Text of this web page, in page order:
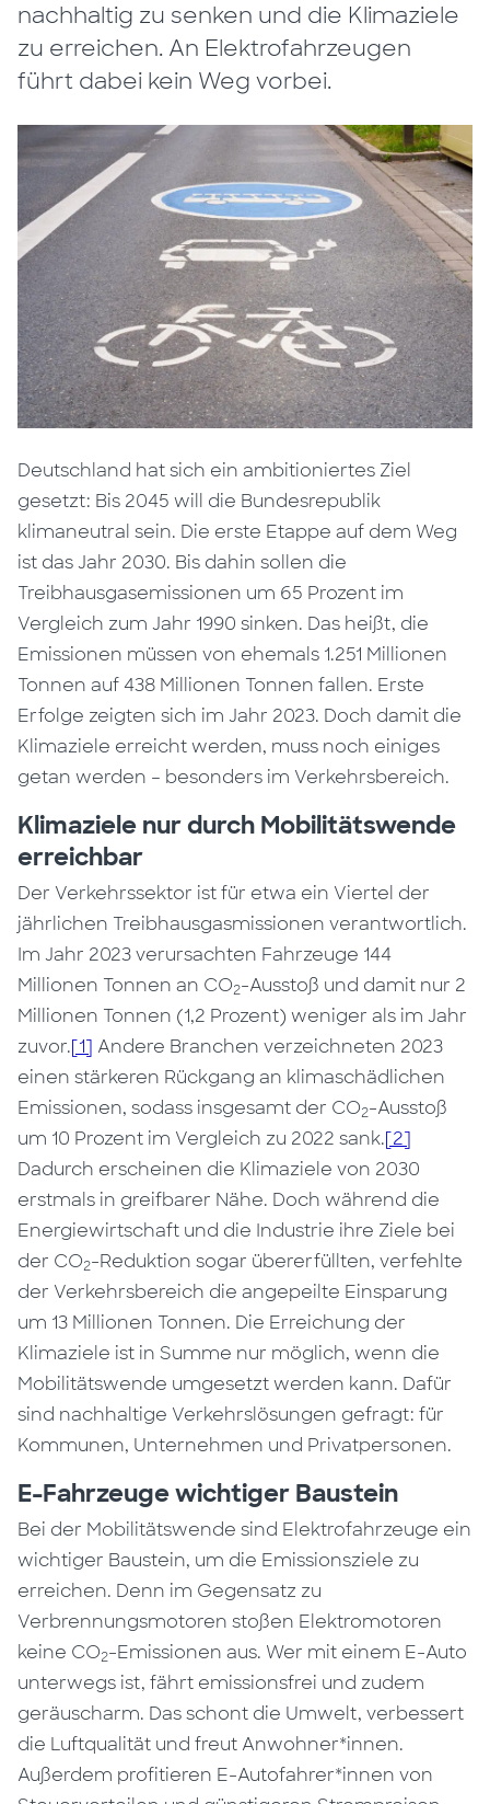
nachhaltig zu senken und die Klimaziele
zu erreichen. An Elektrofahrzeugen
führt dabei kein Weg vorbei.
Deutschland hat sich ein ambitioniertes Ziel
gesetzt: Bis 2045 will die Bundesrepublik
klimaneutral sein. Die erste Etappe auf dem Weg
ist das Jahr 2030. Bis dahin sollen die
Treibhausgasemissionen um 65 Prozent im
Vergleich zum Jahr 1990 sinken. Das heißt, die
Emissionen müssen von ehemals 1.251 Millionen
Tonnen auf 438 Millionen Tonnen fallen. Erste
Erfolge zeigten sich im Jahr 2023. Doch damit die
Klimaziele erreicht werden, muss noch einiges
getan werden – besonders im Verkehrsbereich.
Klimaziele nur durch Mobilitätswende
erreichbar
Der Verkehrssektor ist für etwa ein Viertel der
jährlichen Treibhausgasmissionen verantwortlich.
Im Jahr 2023 verursachten Fahrzeuge 144
Millionen Tonnen an CO2-Ausstoß und damit nur 2
Millionen Tonnen (1,2 Prozent) weniger als im Jahr
zuvor.[1] Andere Branchen verzeichneten 2023
einen stärkeren Rückgang an klimaschädlichen
Emissionen, sodass insgesamt der CO2-Ausstoß
um 10 Prozent im Vergleich zu 2022 sank.[2]
Dadurch erscheinen die Klimaziele von 2030
erstmals in greifbarer Nähe. Doch während die
Energiewirtschaft und die Industrie ihre Ziele bei
der CO2-Reduktion sogar übererfüllten, verfehlte
der Verkehrsbereich die angepeilte Einsparung
um 13 Millionen Tonnen. Die Erreichung der
Klimaziele ist in Summe nur möglich, wenn die
Mobilitätswende umgesetzt werden kann. Dafür
sind nachhaltige Verkehrslösungen gefragt: für
Kommunen, Unternehmen und Privatpersonen.
E-Fahrzeuge wichtiger Baustein
Bei der Mobilitätswende sind Elektrofahrzeuge ein
wichtiger Baustein, um die Emissionsziele zu
erreichen. Denn im Gegensatz zu
Verbrennungsmotoren stoßen Elektromotoren
keine CO2-Emissionen aus. Wer mit einem E-Auto
unterwegs ist, fährt emissionsfrei und zudem
geräuscharm. Das schont die Umwelt, verbessert
die Luftqualität und freut Anwohner*innen.
Außerdem profitieren E-Autofahrer*innen von